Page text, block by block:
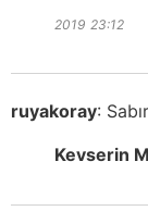
2019 23:12
ruyakoray:
Kevserin